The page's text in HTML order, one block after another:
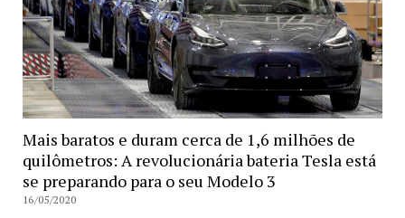
Mais baratos e duram cerca de 1,6 milhões de
quilômetros: A revolucionária bateria Tesla está
se preparando para o seu Modelo 3
16/05/2020